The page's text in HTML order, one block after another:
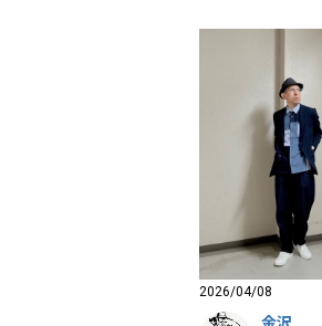
2026/04/08
金沢